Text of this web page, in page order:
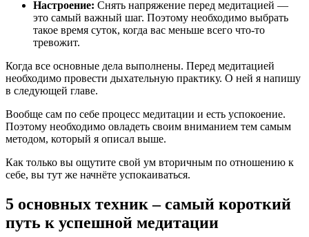
Настроение: Снять напряжение перед медитацией —
это самый важный шаг. Поэтому необходимо выбрать
такое время суток, когда вас меньше всего что-то
тревожит.
Когда все основные дела выполнены. Перед медитацией
необходимо провести дыхательную практику. О ней я напишу
в следующей главе.
Вообще сам по себе процесс медитации и есть успокоение.
Поэтому необходимо овладеть своим вниманием тем самым
методом, который я описал выше.
Как только вы ощутите свой ум вторичным по отношению к
себе, вы тут же начнёте успокаиваться.
5 основных техник – самый короткий
путь к успешной медитации